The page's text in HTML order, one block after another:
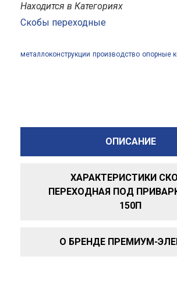
Находится в Категориях
Скобы переходные
металлоконструкции производство опорные
ОПИСАНИЕ
ХАРАКТЕРИСТИКИ
ПЕРЕХОДНАЯ ПОД
150П
О БРЕНДЕ ПРЕМИУМ-